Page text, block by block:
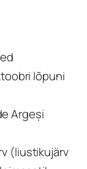
lõpuni
Argeși
(liustikujärv